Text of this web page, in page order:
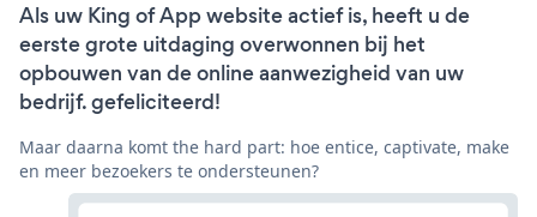
Als uw King of App website actief is, heeft u de
eerste grote uitdaging overwonnen bij het
opbouwen van de online aanwezigheid van uw
bedrijf. gefeliciteerd!
Maar daarna komt the hard part: hoe entice, captivate, make
en meer bezoekers te ondersteunen?